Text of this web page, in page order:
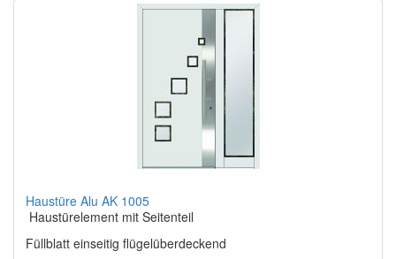
Haustüre Alu AK 1005
Haustürelement mit Seitenteil
Füllblatt einseitig flügelüberdeckend